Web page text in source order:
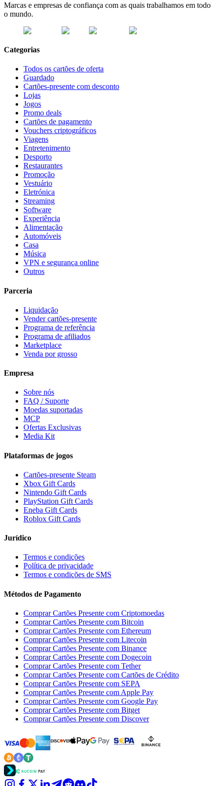
Marcas e empresas de confiança com as quais trabalhamos em todo
o mundo.
Categorias
Todos os cartões de oferta
Guardado
Cartões-presente com desconto
Lojas
Jogos
Promo deals
Cartões de pagamento
Vouchers criptográficos
Viagens
Entretenimento
Desporto
Restaurantes
Promoção
Vestuário
Eletrónica
Streaming
Software
Experiência
Alimentação
Automóveis
Casa
Música
VPN e segurança online
Outros
Parceria
Liquidação
Vender cartões-presente
Programa de referência
Programa de afiliados
Marketplace
Venda por grosso
Empresa
Sobre nós
FAQ / Suporte
Moedas suportadas
MCP
Ofertas Exclusivas
Media Kit
Plataformas de jogos
Cartões-presente Steam
Xbox Gift Cards
Nintendo Gift Cards
PlayStation Gift Cards
Eneba Gift Cards
Roblox Gift Cards
Jurídico
Termos e condições
Política de privacidade
Termos e condições de SMS
Métodos de Pagamento
Comprar Cartões Presente com Criptomoedas
Comprar Cartões Presente com Bitcoin
Comprar Cartões Presente com Ethereum
Comprar Cartões Presente com Litecoin
Comprar Cartões Presente com Binance
Comprar Cartões Presente com Dogecoin
Comprar Cartões Presente com Tether
Comprar Cartões Presente com Cartões de Crédito
Comprar Cartões Presente com SEPA
Comprar Cartões Presente com Apple Pay
Comprar Cartões Presente com Google Pay
Comprar Cartões Presente com Bitget
Comprar Cartões Presente com Discover